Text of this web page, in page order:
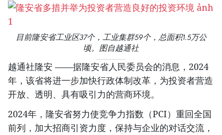
目前隆安省工业区37个，工业集群59个，总面积1.5万公
顷。图自越通社
越通社隆安 ——据隆安省人民委员会的消息，2024
年，该省将进一步加快行政体制改革，为投资者营造
开放、透明、具有吸引力的营商环境。
2024年，隆安省努力使竞争力指数（PCI）重回全国
前列，加大招商引资力度，保持与企业的对话交流，